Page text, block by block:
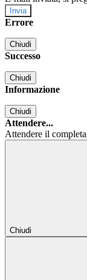
Errore
Chiudi
Successo
Chiudi
Informazione
Chiudi
Attendere...
Attendere il
Chiudi